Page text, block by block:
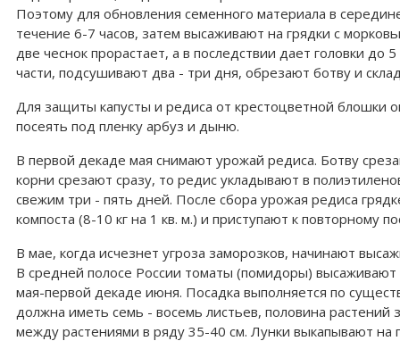
Поэтому для обновления семенного материала в
течение 6-7 часов, затем высаживают на грядки с
две чеснок прорастает, а в последствии дает головки
части, подсушивают два - три дня, обрезают ботву и
Для защиты капусты и редиса от крестоцветной блошки
посеять под пленку арбуз и дыню.
В первой декаде мая снимают урожай редиса. Ботву
корни срезают сразу, то редис укладывают в
свежим три - пять дней. После сбора урожая редиса
компоста (8-10 кг на 1 кв. м.) и приступают к повторному
В мае, когда исчезнет угроза заморозков, начинают
В средней полосе России томаты (помидоры)
мая-первой декаде июня. Посадка выполняется по
должна иметь семь - восемь листьев, половина
между растениями в ряду 35-40 см. Лунки выкапывают на